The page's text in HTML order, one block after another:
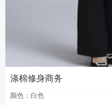
涤棉修身商务
颜色：白色